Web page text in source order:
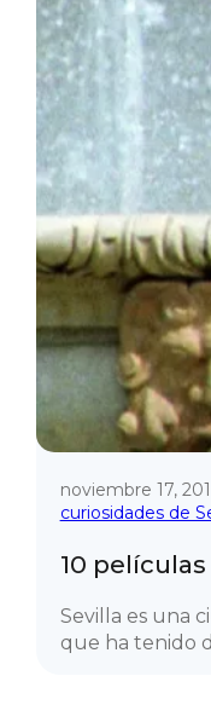
noviembre 17,
curiosidades de
10
Sevilla es una
que ha tenido